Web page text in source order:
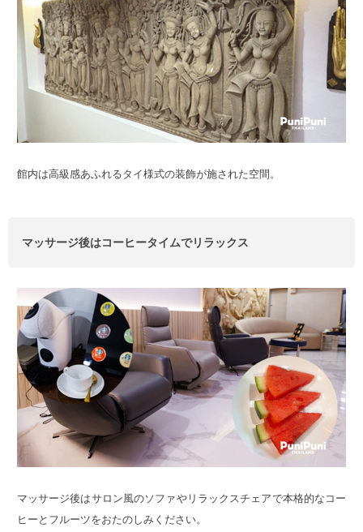
館内は高級感あふれるタイ様式の装飾が施された空間。
マッサージ後はコーヒータイムでリラックス
マッサージ後はサロン風のソファやリラックスチェアで本格的なコー
ヒーとフルーツをおたのしみください。